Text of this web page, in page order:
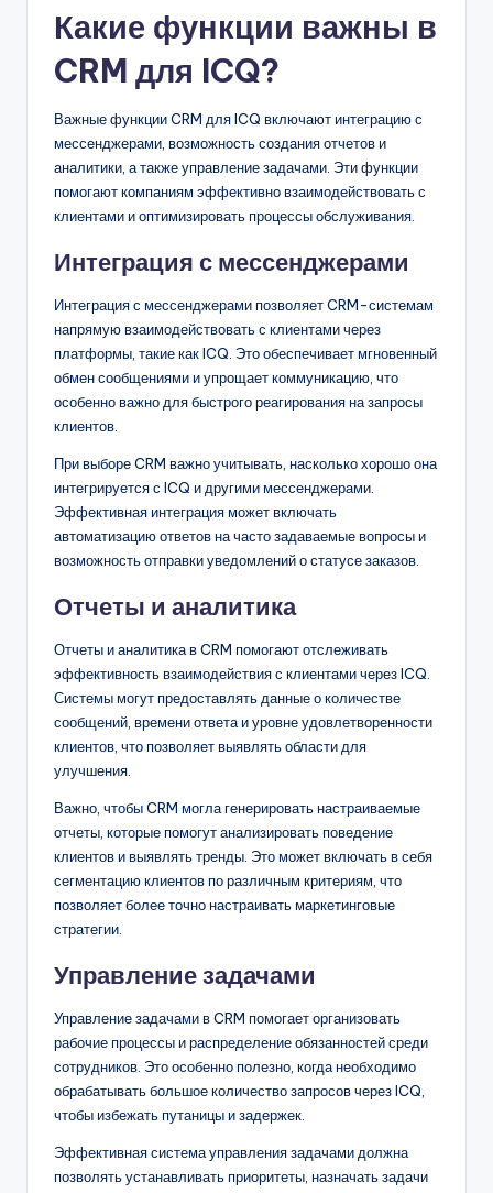
Какие функции важны в
CRM для ICQ?
Важные функции CRM для ICQ включают интеграцию с
мессенджерами, возможность создания отчетов и
аналитики, а также управление задачами. Эти функции
помогают компаниям эффективно взаимодействовать с
клиентами и оптимизировать процессы обслуживания.
Интеграция с мессенджерами
Интеграция с мессенджерами позволяет CRM-системам
напрямую взаимодействовать с клиентами через
платформы, такие как ICQ. Это обеспечивает мгновенный
обмен сообщениями и упрощает коммуникацию, что
особенно важно для быстрого реагирования на запросы
клиентов.
При выборе CRM важно учитывать, насколько хорошо она
интегрируется с ICQ и другими мессенджерами.
Эффективная интеграция может включать
автоматизацию ответов на часто задаваемые вопросы и
возможность отправки уведомлений о статусе заказов.
Отчеты и аналитика
Отчеты и аналитика в CRM помогают отслеживать
эффективность взаимодействия с клиентами через ICQ.
Системы могут предоставлять данные о количестве
сообщений, времени ответа и уровне удовлетворенности
клиентов, что позволяет выявлять области для
улучшения.
Важно, чтобы CRM могла генерировать настраиваемые
отчеты, которые помогут анализировать поведение
клиентов и выявлять тренды. Это может включать в себя
сегментацию клиентов по различным критериям, что
позволяет более точно настраивать маркетинговые
стратегии.
Управление задачами
Управление задачами в CRM помогает организовать
рабочие процессы и распределение обязанностей среди
сотрудников. Это особенно полезно, когда необходимо
обрабатывать большое количество запросов через ICQ,
чтобы избежать путаницы и задержек.
Эффективная система управления задачами должна
позволять устанавливать приоритеты, назначать задачи